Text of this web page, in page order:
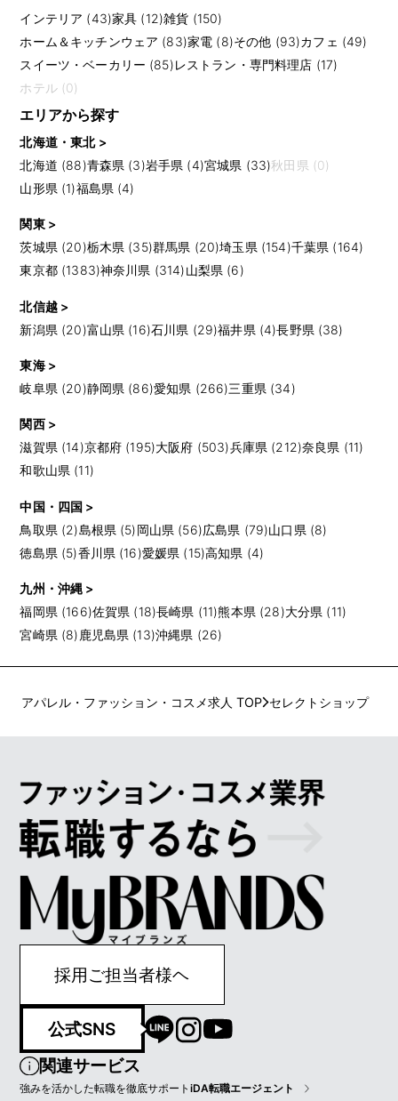
インテリア (43)家具 (12)雑貨 (150)
ホーム＆キッチンウェア (83)家電 (8)その他 (93)カフェ (49)
スイーツ・ベーカリー (85)レストラン・専門料理店 (17)
ホテル (0)
エリアから探す
北海道・東北 >
北海道 (88)青森県 (3)岩手県 (4)宮城県 (33)秋田県 (0)
山形県 (1)福島県 (4)
関東 >
茨城県 (20)栃木県 (35)群馬県 (20)埼玉県 (154)千葉県 (164)
東京都 (1383)神奈川県 (314)山梨県 (6)
北信越 >
新潟県 (20)富山県 (16)石川県 (29)福井県 (4)長野県 (38)
東海 >
岐阜県 (20)静岡県 (86)愛知県 (266)三重県 (34)
関西 >
滋賀県 (14)京都府 (195)大阪府 (503)兵庫県 (212)奈良県 (11)
和歌山県 (11)
中国・四国 >
鳥取県 (2)島根県 (5)岡山県 (56)広島県 (79)山口県 (8)
徳島県 (5)香川県 (16)愛媛県 (15)高知県 (4)
九州・沖縄 >
福岡県 (166)佐賀県 (18)長崎県 (11)熊本県 (28)大分県 (11)
宮崎県 (8) 鹿児島県 (13)沖縄県 (26)
アパレル・ファッション・コスメ求人 TOP セレクトショップ
採用ご担当者様ヘ
公式SNS
関連サービス
強みを活かした転職を徹底サポートiDA転職エージェント